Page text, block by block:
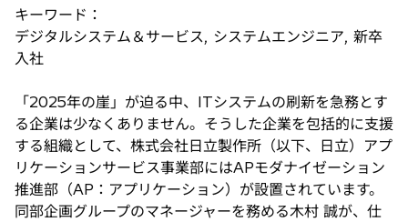
キーワード：
デジタルシステム＆サービス, システムエンジニア, 新卒
入社
「2025年の崖」が迫る中、ITシステムの刷新を急務とす
る企業は少なくありません。そうした企業を包括的に支援
する組織として、株式会社日立製作所（以下、日立）アプ
リケーションサービス事業部にはAPモダナイゼーション
推進部（AP：アプリケーション）が設置されています。
同部企画グループのマネージャーを務める木村 誠が、仕